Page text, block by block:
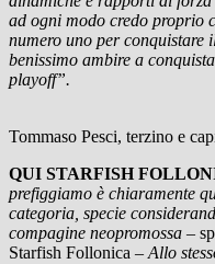
ad ogni modo credo proprio
numero uno per conquistare
benissimo ambire a
playoff”.
Tommaso Pesci, terzino e
QUI STARFISH
prefiggiamo è chiaramente
categoria, specie
compagine neopromossa –
Starfish Follonica – Allo